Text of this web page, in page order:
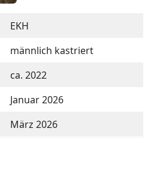
EKH
männlich kastriert
ca. 2022
Januar 2026
März 2026